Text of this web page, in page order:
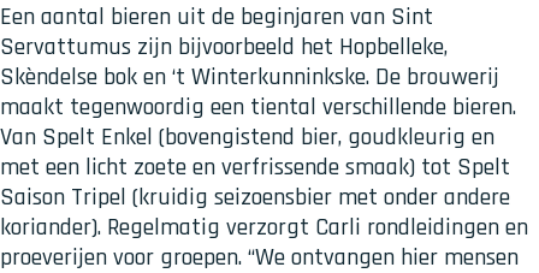
Een aantal bieren uit de beginjaren van Sint
Servattumus zijn bijvoorbeeld het Hopbelleke,
Skèndelse bok en ‘t Winterkunninkske. De brouwerij
maakt tegenwoordig een tiental verschillende bieren.
Van Spelt Enkel (bovengistend bier, goudkleurig en
met een licht zoete en verfrissende smaak) tot Spelt
Saison Tripel (kruidig seizoensbier met onder andere
koriander). Regelmatig verzorgt Carli rondleidingen en
proeverijen voor groepen. “We ontvangen hier mensen